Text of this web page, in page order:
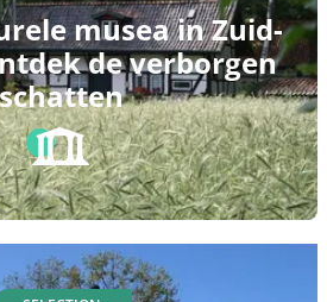
musea in Zuid-
de verborgen